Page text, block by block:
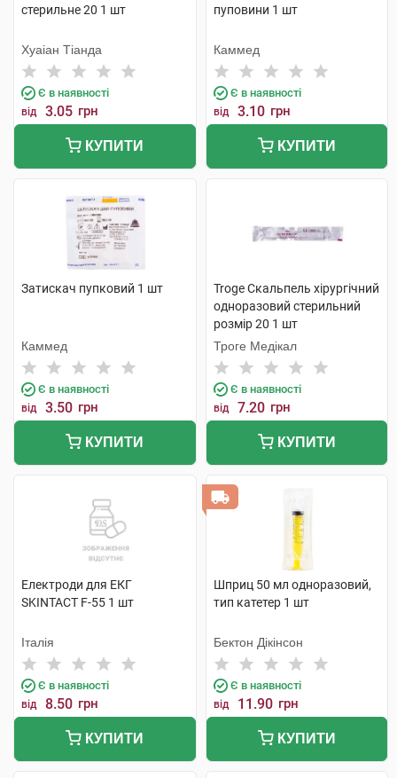
стерильне 20 1 шт
Хуаіан Тіанда
Є в наявності
від 3.05 грн
КУПИТИ
пуповини 1 шт
Каммед
Є в наявності
від 3.10 грн
КУПИТИ
Затискач пупковий 1 шт
Каммед
Є в наявності
від 3.50 грн
КУПИТИ
Troge Скальпель хірургічний
одноразовий стерильний
розмір 20 1 шт
Троге Медікал
Є в наявності
від 7.20 грн
КУПИТИ
Електроди для ЕКГ
SKINTACT F-55 1 шт
Італія
Є в наявності
від 8.50 грн
КУПИТИ
Шприц 50 мл одноразовий,
тип катетер 1 шт
Бектон Дікінсон
Є в наявності
від 11.90 грн
КУПИТИ